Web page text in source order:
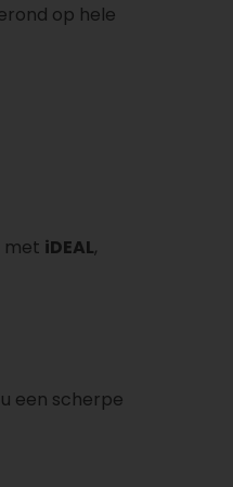
op hele
met iDEAL,
een scherpe